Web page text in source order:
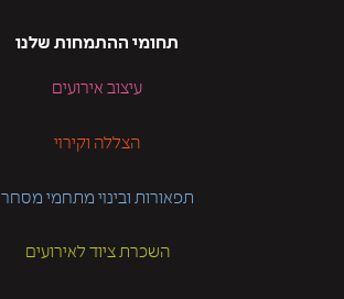
תחומי ההתמחות שלנו
עיצוב אירועים
הצללה וקירוי
תפאורות ובינוי מתחמי מסחר
השכרת ציוד לאירועים